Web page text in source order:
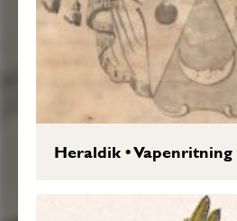
Heraldik•Vapenritning